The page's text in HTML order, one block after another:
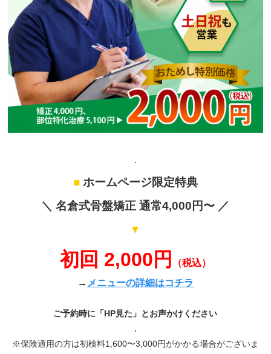
.
■ホームページ限定特典
＼ 名倉式骨盤矯正 通常4,000円〜 ／
▼
初回 2,000円
（税込）
→ メニューの詳細はコチラ
ご予約時に「HP見た」とお声かけください
.
※保険適用の方は初検料1,600〜3,000円がかかる場合がございま